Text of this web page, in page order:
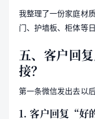
我整理了一份家庭材
门、护墙板、柜体等
五、客户回
接？
第一条微信发出去以
1. 客户回复“好